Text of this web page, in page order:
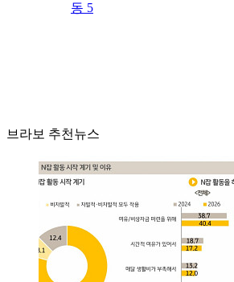
동 5
브라보 추천뉴스